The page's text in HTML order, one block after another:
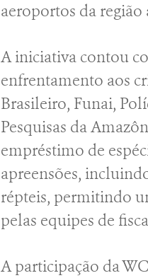
aeroportos da região
A iniciativa contou
enfrentamento aos
Brasileiro, Funai,
Pesquisas da
empréstimo de
apreensões,
répteis, permitindo
pelas equipes de
A participação da